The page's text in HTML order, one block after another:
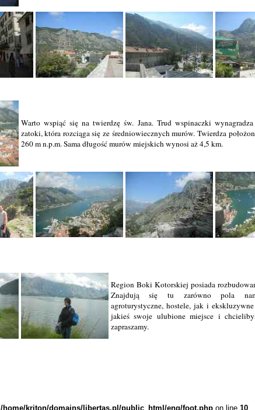
Warto wspiąć się na twierdzę św. Jana. Trud wspinaczki wynagradza
zatoki, która rozciąga się ze średniowiecznych murów. Twierdza
260 m n.p.m. Sama długość murów miejskich wynosi aż 4,5 km.
Region Boki Kotorskiej posiada
Znajdują się tu zarówno pola
agroturystyczne, hostele, jak i
jakieś swoje ulubione miejsce i
zapraszamy.
/home/kriton/domains/libertas.pl/public_html/eng/foot.php on line 10